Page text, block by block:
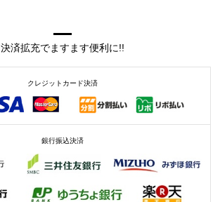
決済拡充でますます便利に!!
クレジットカード決済
銀行振込決済